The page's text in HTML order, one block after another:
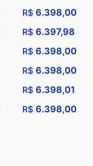
R$ 6.398,00
R$ 6.397,98
R$ 6.398,00
R$ 6.398,00
R$ 6.398,01
R$ 6.398,00